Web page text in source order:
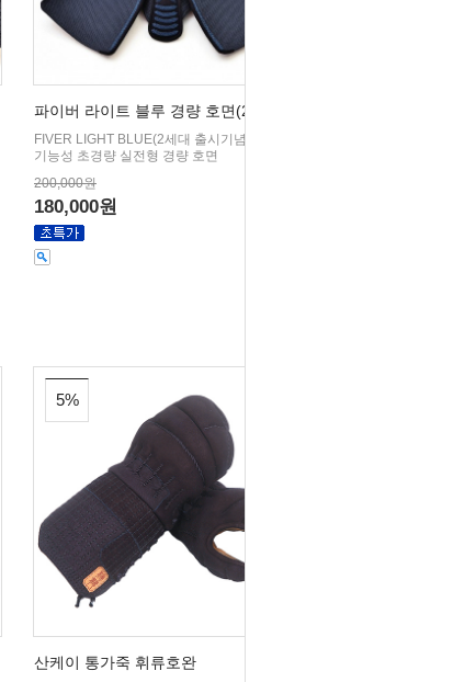
파이버 라이트 블루 경량 호면(2세대)
FIVER LIGHT BLUE(2세대 출시기념 이벤트)
기능성 초경량 실전형 경량 호면
200,000원
180,000원
5%
산케이 통가죽 휘류호완